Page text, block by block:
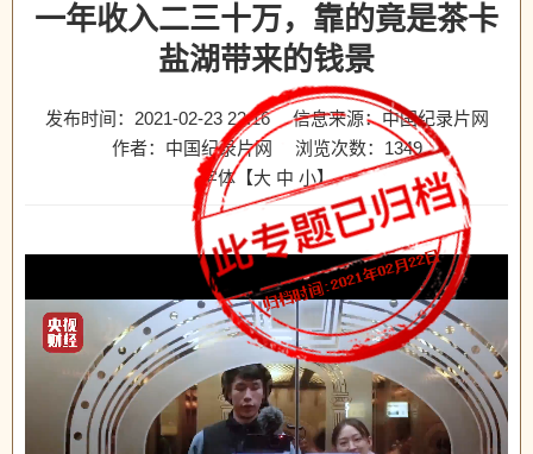
一年收入二三十万，靠的竟是茶卡
盐湖带来的钱景
发布时间：2021-02-23 22:16
信息来源：中国纪录片网
作者：中国纪录片网
浏览次数： 1349
字体【大 中 小】